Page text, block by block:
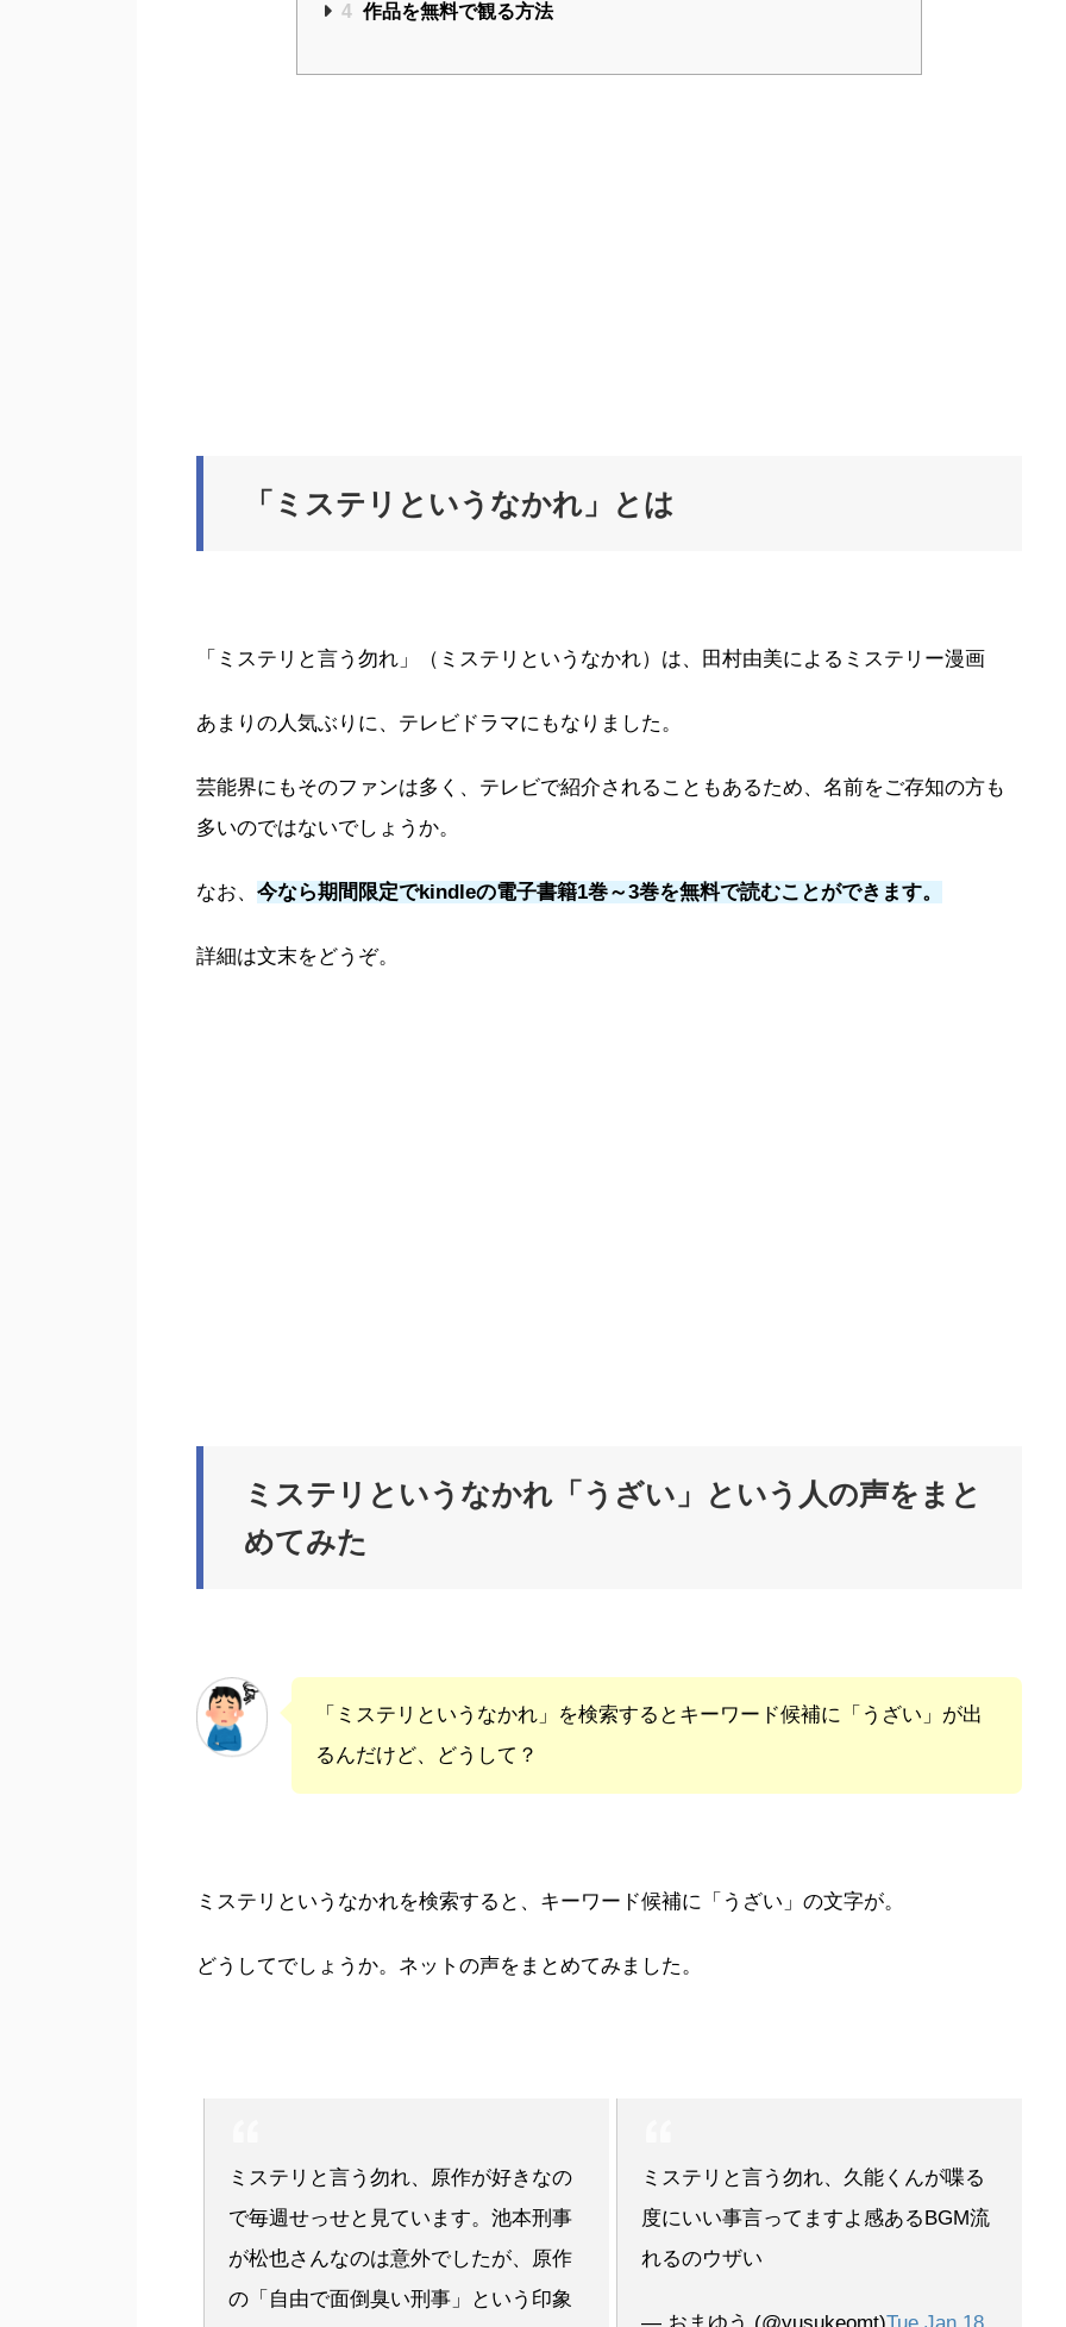
4 作品を無料で観る方法
「ミステリというなかれ」とは
「ミステリと言う勿れ」（ミステリというなかれ）は、田村由美によるミステリー漫画
あまりの人気ぶりに、テレビドラマにもなりました。
芸能界にもそのファンは多く、テレビで紹介されることもあるため、名前をご存知の方も
多いのではないでしょうか。
なお、 今なら期間限定でkindleの電子書籍1巻～3巻を無料で読むことができます。
詳細は文末をどうぞ。
ミステリというなかれ「うざい」という人の声をまと
めてみた
「ミステリというなかれ」を検索するとキーワード候補に「うざい」が出
るんだけど、どうして？
ミステリというなかれを検索すると、キーワード候補に「うざい」の文字が。
どうしてでしょうか。ネットの声をまとめてみました。
ミステリと言う勿れ、原作が好きなの
で毎週せっせと見ています。池本刑事
が松也さんなのは意外でしたが、原作
の「自由で面倒臭い刑事」という印象
ミステリと言う勿れ、久能くんが喋る
度にいい事言ってますよ感あるBGM流
れるのウザい